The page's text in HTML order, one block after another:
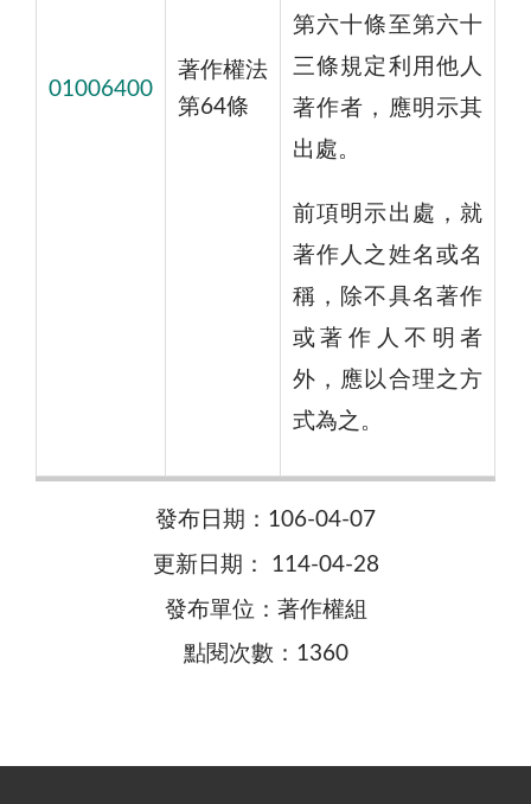
01006400
著作權法
第64條
第六十條至第六十
三條規定利用他人
著作者，應明示其
出處。
前項明示出處，就
著作人之姓名或名
稱，除不具名著作
或著作人不明者
外，應以合理之方
式為之。
發布日期：106-04-07
更新日期： 114-04-28
發布單位：著作權組
點閱次數：1360